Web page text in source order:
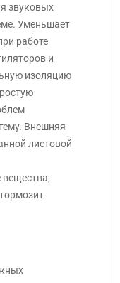
звуковых
Уменьшает
работе
и
изоляцию
Внешняя
листовой
вещества;